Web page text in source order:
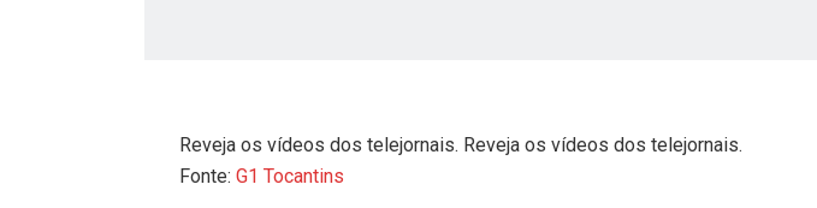
Reveja os vídeos dos telejornais. Reveja os vídeos dos telejornais.
Fonte:G1 Tocantins